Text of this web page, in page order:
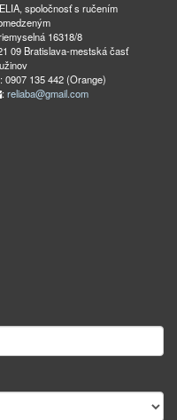
spoločnosť s ručením
16318/8
09 Bratislava-mestská časť
: 0907 135 442 (Orange)
: reliaba@gmail.com